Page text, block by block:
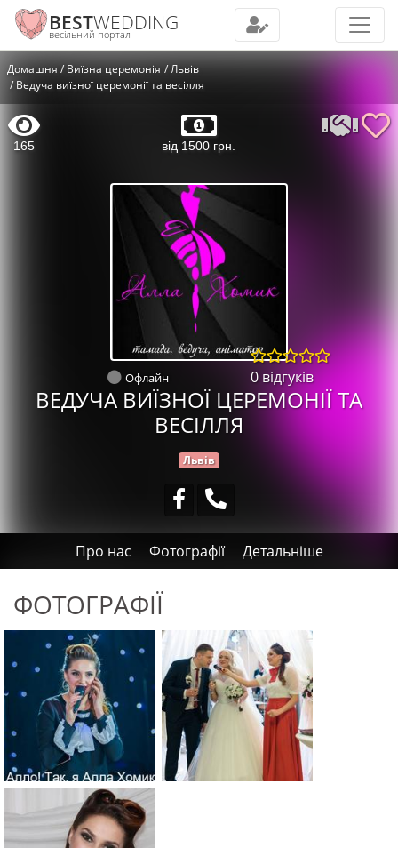
BESTWEDDING
весільний портал
Домашня Виїзна церемонія
Львів
Ведуча виїзної церемонії та весілля
165 від 1500 грн.
Офлайн 0 відгуків
ВЕДУЧА ВИЇЗНОЇ ЦЕРЕМОНІЇ ТА
ВЕСІЛЛЯ
Львів
Про нас Фотографії Детальніше
ФОТОГРАФІЇ